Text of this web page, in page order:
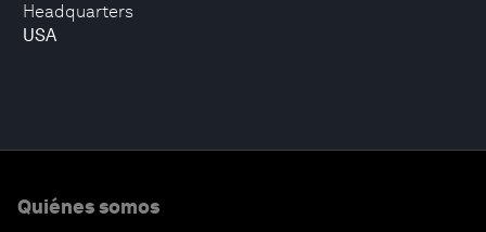
Headquarters
USA
Quiénes somos